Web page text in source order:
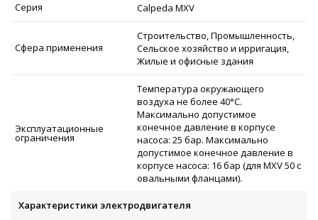
Серия Calpeda MXV
Сфера применения
Строительство, Промышленность,
Сельское хозяйство и ирригация,
Жилые и офисные здания
Эксплуатационные
ограничения
Температура окружающего
воздуха не более 40°C.
Максимально допустимое
конечное давление в корпусе
насоса: 25 бар. Максимально
допустимое конечное давление в
корпусе насоса: 16 бар (для MXV 50 с
овальными фланцами).
Характеристики электродвигателя